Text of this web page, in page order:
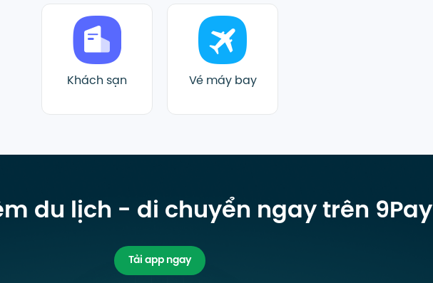
Khách sạn Vé máy bay
du lịch - di chuyển ngay trên 9Pay
Tải app ngay